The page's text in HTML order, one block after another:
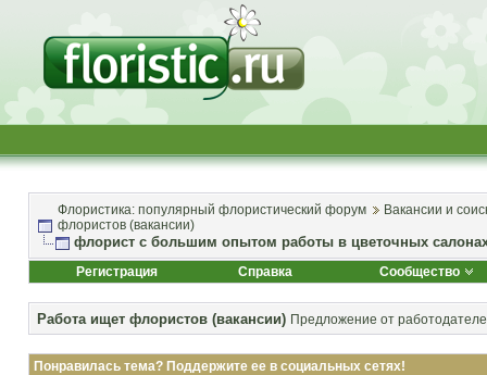
Флористика: популярный флористический форум
Вакансии и
флористов (вакансии)
флорист с большим опытом работы в цветочных
Регистрация Справка Сообщество
Работа ищет флористов (вакансии) Предложение от
Понравилась тема? Поддержите ее в социальных сетях!